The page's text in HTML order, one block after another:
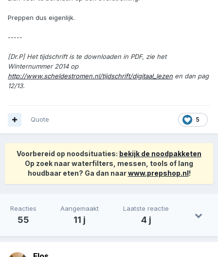
Preppen dus eigenlijk.
-----
[Dr.P] Het tijdschrift is te downloaden in PDF, zie het
Winternummer 2014 op
http://www.scheldestromen.nl/tijdschrift/digitaal_lezen en dan pag
12/13.
5
Quote
Voorbereid op noodsituaties: bekijk de noodpakketen
Op zoek naar waterfilters, messen, tools of lang
houdbaar eten? Ga dan naarwww.prepshop.nl!
Reacties
55
Aangemaakt
11 j
Laatste reactie
4 j